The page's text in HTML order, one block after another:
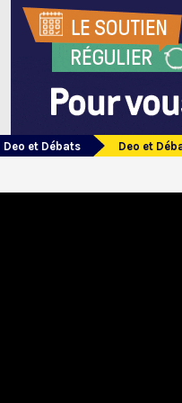
Deo et Débats Deo et